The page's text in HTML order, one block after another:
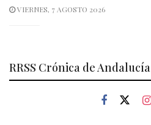
VIERNES, 7 AGOSTO 2026
RRSS Crónica de Andalucía